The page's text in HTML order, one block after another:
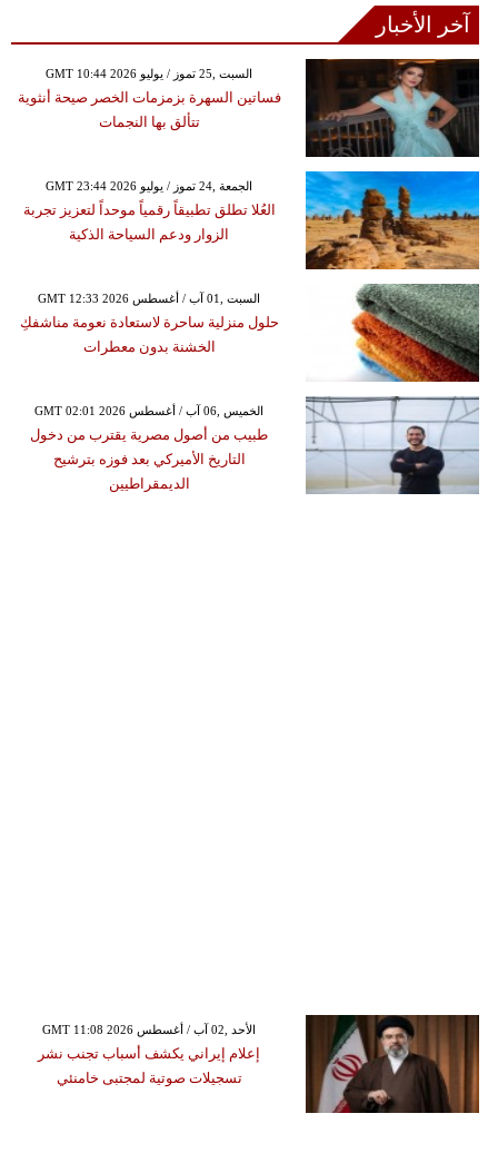
آخر الأخبار
GMT 10:44 2026 السبت ,25 تموز / يوليو
فساتين السهرة بزمزمات الخصر صيحة أنثوية
تتألق بها النجمات
GMT 23:44 2026 الجمعة ,24 تموز / يوليو
العُلا تطلق تطبيقاً رقمياً موحداً لتعزيز تجربة
الزوار ودعم السياحة الذكية
GMT 12:33 2026 السبت ,01 آب / أغسطس
حلول منزلية ساحرة لاستعادة نعومة مناشفكِ
الخشنة بدون معطرات
GMT 02:01 2026 الخميس ,06 آب / أغسطس
طبيب من أصول مصرية يقترب من دخول
التاريخ الأميركي بعد فوزه بترشيح
الديمقراطيين
GMT 11:08 2026 الأحد ,02 آب / أغسطس
إعلام إيراني يكشف أسباب تجنب نشر
تسجيلات صوتية لمجتبى خامنئي